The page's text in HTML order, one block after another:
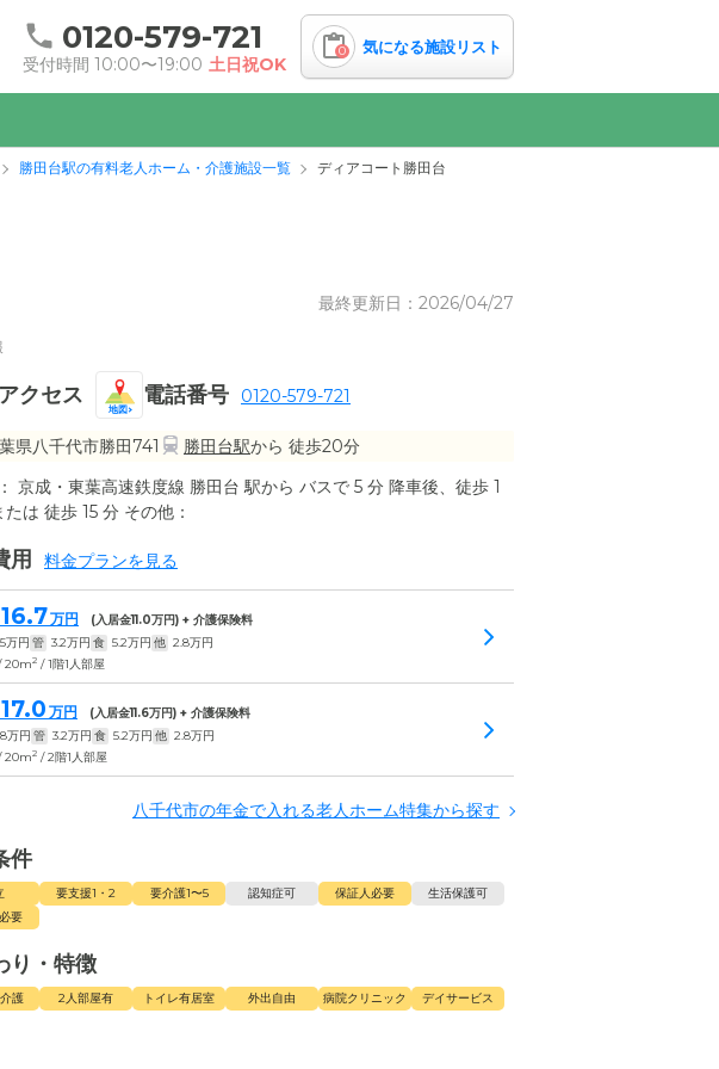
0120-579-721
受付時間 10:00〜19:00 土日祝OK
0 気になる施設リスト
勝田台駅の有料老人ホーム・介護施設一覧 ディアコート勝田台
最終更新日：2026/04/27
クセス
地図
電話番号 0120-579-721
県八千代市勝田741 勝田台駅から 徒歩20分
京成・東葉高速鉄度線 勝田台 駅から バスで 5 分 降車後、徒歩 1
は 徒歩 15 分 その他：
用 料金プランを見る
16.7万円 (入居金11.0万円) + 介護保険料
万円 管 3.2万円 食 5.2万円 他 2.8万円
20m2 / 1階1人部屋
17.0 万円 (入居金11.6万円) + 介護保険料
万円 管 3.2万円 食 5.2万円 他 2.8万円
20m2 / 2階1人部屋
八千代市の年金で入れる老人ホーム特集から探す
件
要支援1・2 要介護1〜5 認知症可 保証人必要
生活保護可
要
り・特徴
護 2人部屋有 トイレ有居室 外出自由 病院クリニック デイサービス